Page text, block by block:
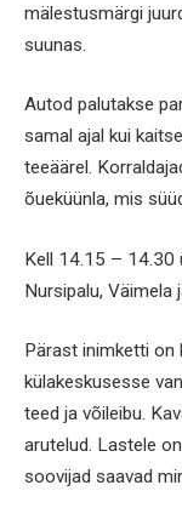
mälestusmärgi
suunas.
Autod palutakse
samal ajal kui
teeäärel.
õueküünla, mis
Kell 14.15 – 14.30
Nursipalu, Väimela
Pärast inimketti
külakeskusesse
teed ja võileibu.
arutelud. Lastele
soovijad saavad